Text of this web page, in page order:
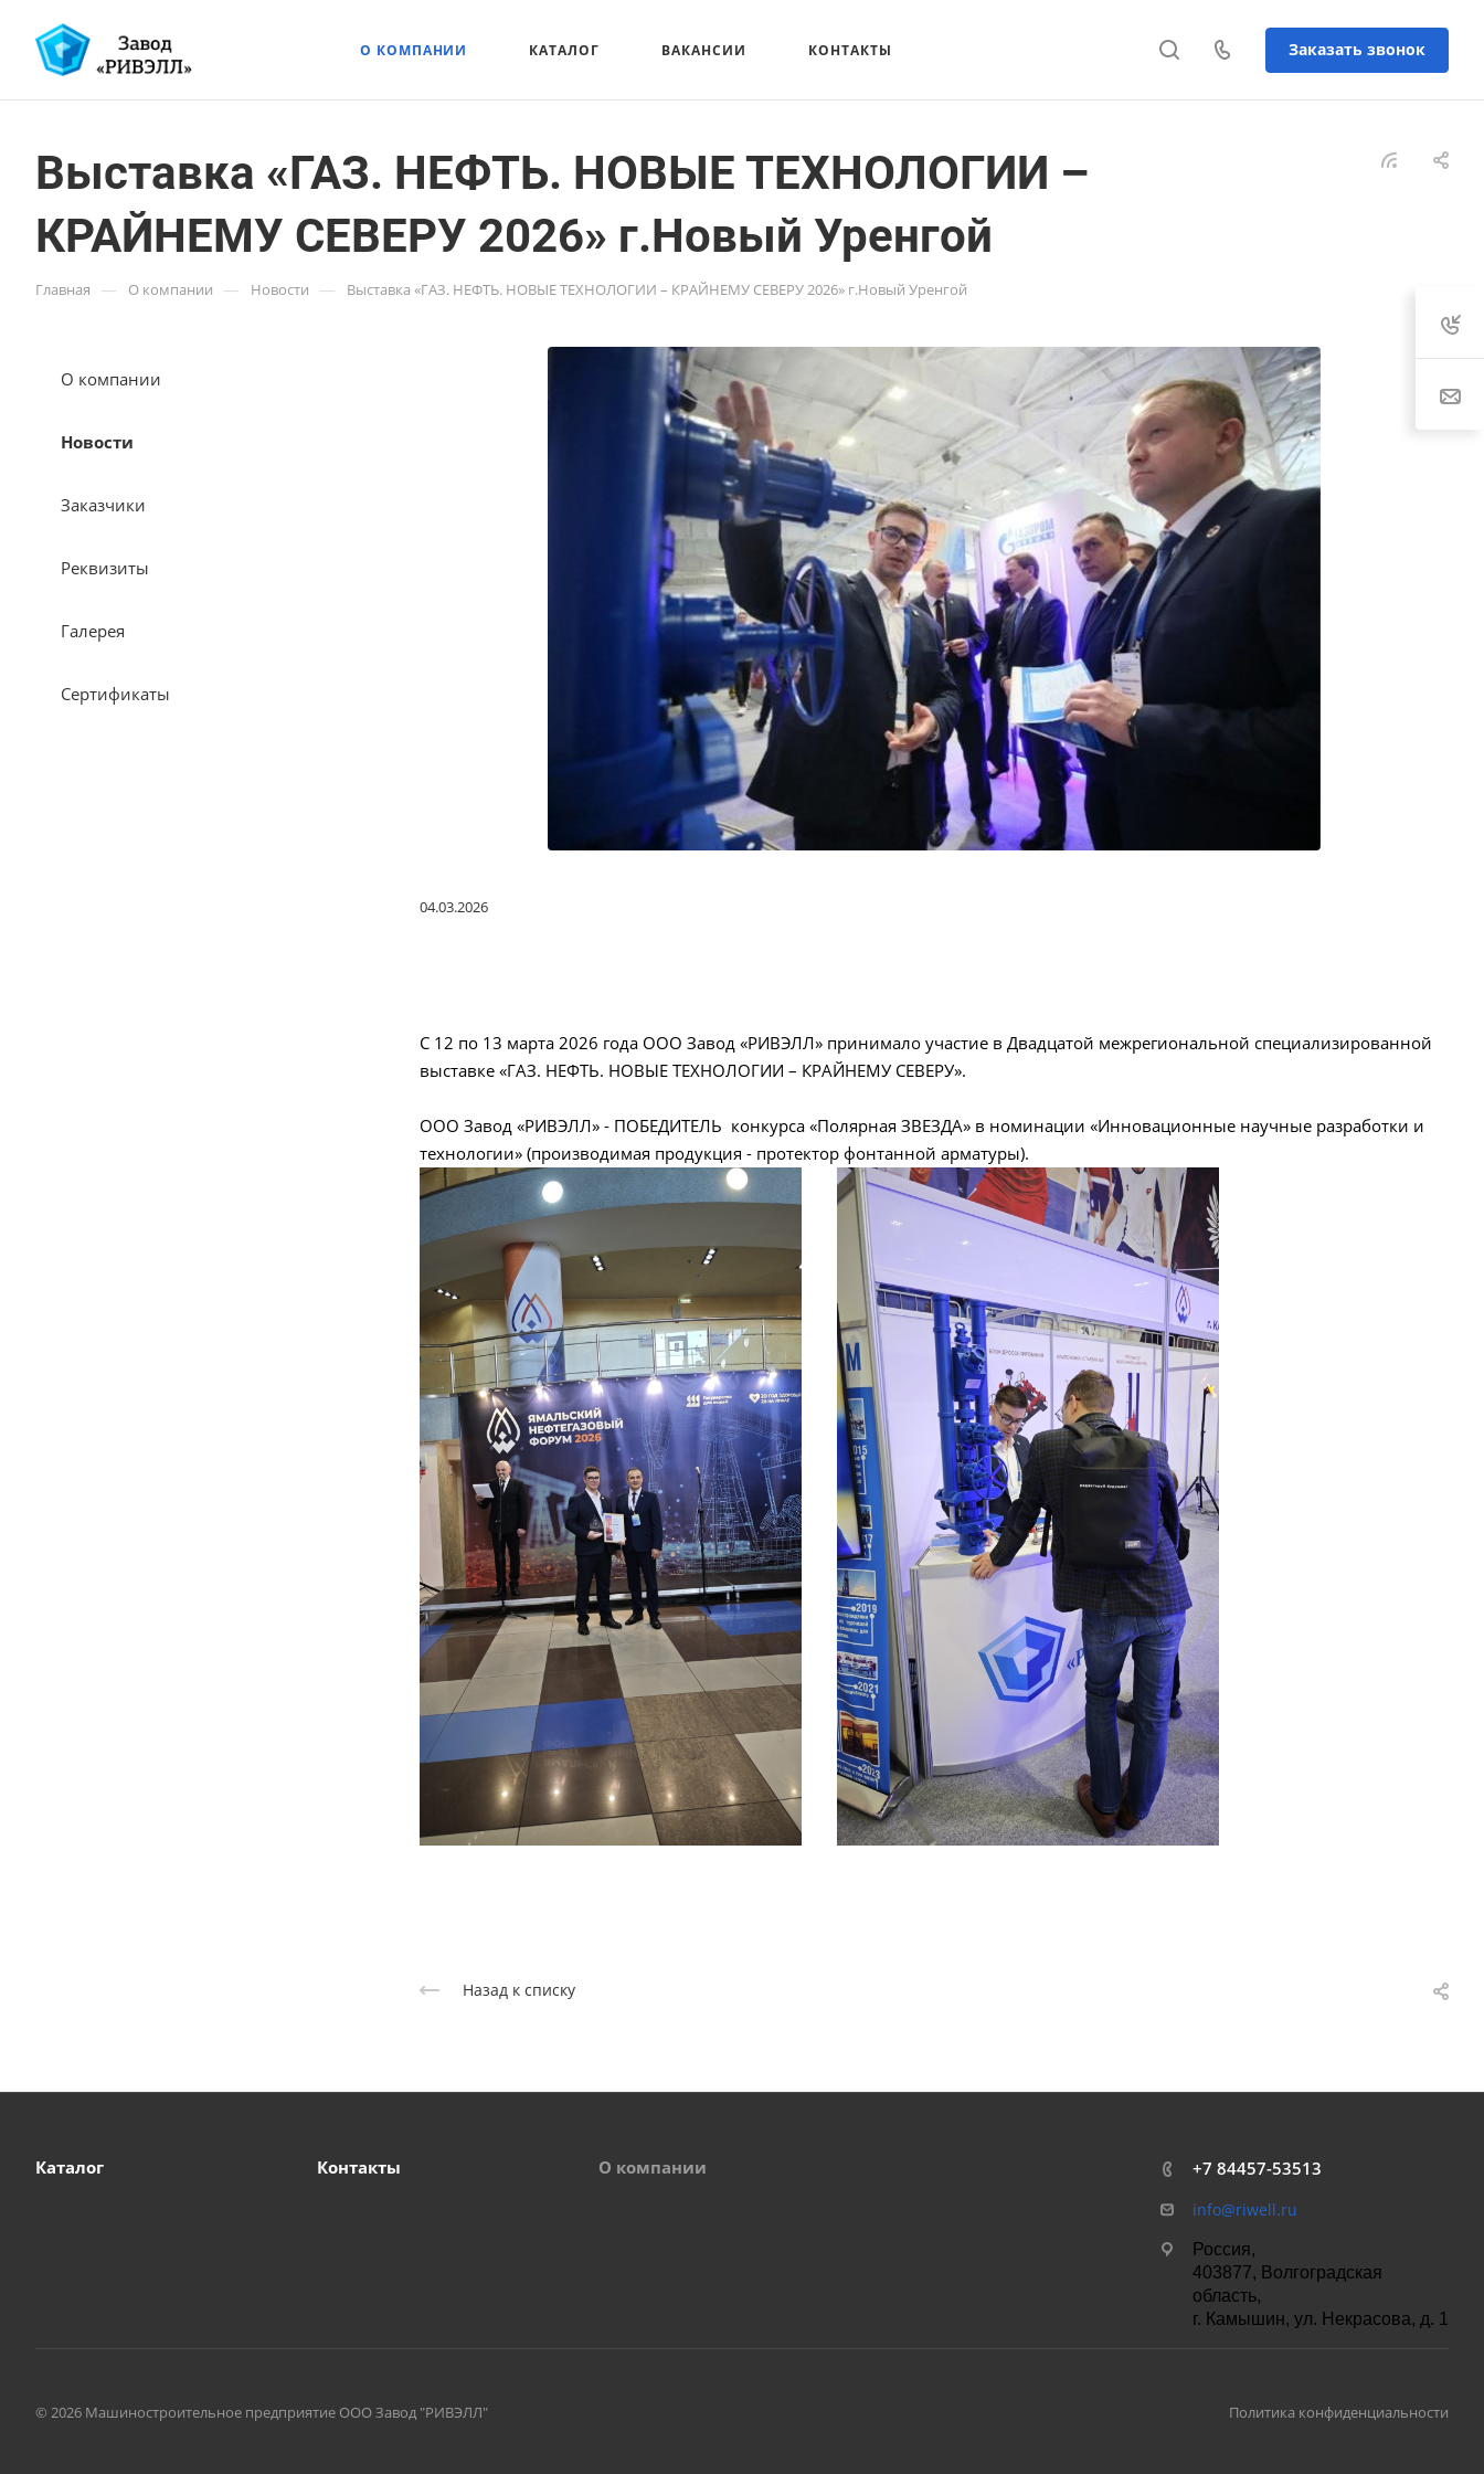
О КОМПАНИИ КАТАЛОГ ВАКАНСИИ КОНТАКТЫ Заказать звонок
Выставка «ГАЗ. НЕФТЬ. НОВЫЕ ТЕХНОЛОГИИ –
КРАЙНЕМУ СЕВЕРУ 2026» г.Новый Уренгой
Главная — О компании — Новости — Выставка «ГАЗ. НЕФТЬ. НОВЫЕ ТЕХНОЛОГИИ – КРАЙНЕМУ СЕВЕРУ 2026» г.Новый Уренгой
04.03.2026
С 12 по 13 марта 2026 года ООО Завод «РИВЭЛЛ» принимало участие в Двадцатой межрегиональной специализированной
выставке «ГАЗ. НЕФТЬ. НОВЫЕ ТЕХНОЛОГИИ – КРАЙНЕМУ СЕВЕРУ».
ООО Завод «РИВЭЛЛ» - ПОБЕДИТЕЛЬ конкурса «Полярная ЗВЕЗДА» в номинации «Инновационные научные разработки и
технологии» (производимая продукция - протектор фонтанной арматуры).
Назад к списку
О компании
Новости
Заказчики
Реквизиты
Галерея
Сертификаты
Каталог Контакты О компании +7 84457-53513
info@riwell.ru
Россия,
403877, Волгоградская
область,
г. Камышин, ул. Некрасова, д. 1
© 2026 Машиностроительное предприятие ООО Завод "РИВЭЛЛ" Политика конфиденциальности